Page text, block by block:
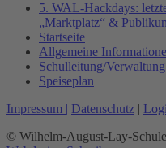
5. WAL-Hackdays:
„Marktplatz“ &
Startseite
Allgemeine
Schulleitung/Verwaltung
Speiseplan
Impressum | Datenschutz |
© Wilhelm-August-Lay-